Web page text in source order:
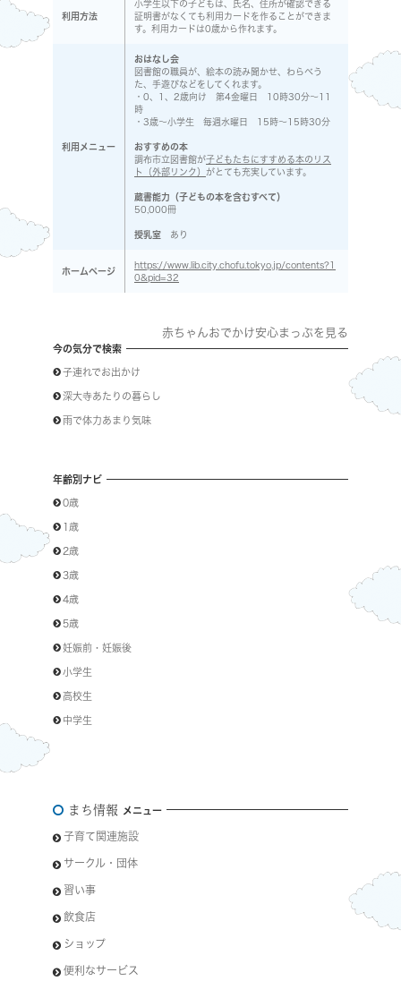
利用方法
小学生以下の子どもは、氏名、住所が確認できる
証明書がなくても利用カードを作ることができま
す。利用カードは0歳から作れます。
利用メニュー
おはなし会
図書館の職員が、絵本の読み聞かせ、わらべう
た、手遊びなどをしてくれます。
・0、1、2歳向け 第4金曜日 10時30分～11
時
・3歳～小学生 毎週水曜日 15時～15時30分
おすすめの本
調布市立図書館が子どもたちにすすめる本のリス
ト（外部リンク） がとても充実しています。
蔵書能力（子どもの本を含むすべて）
50,000冊
授乳室 あり
ホームページ
https://www.lib.city.chofu.tokyo.jp/contents?1
0&pid=32
赤ちゃんおでかけ安心まっぷを見る
今の気分で検索
子連れでお出かけ
深大寺あたりの暮らし
雨で体力あまり気味
年齢別ナビ
0歳
1歳
2歳
3歳
4歳
5歳
妊娠前・妊娠後
小学生
高校生
中学生
まち情報 メニュー
子育て関連施設
サークル・団体
習い事
飲食店
ショップ
便利なサービス